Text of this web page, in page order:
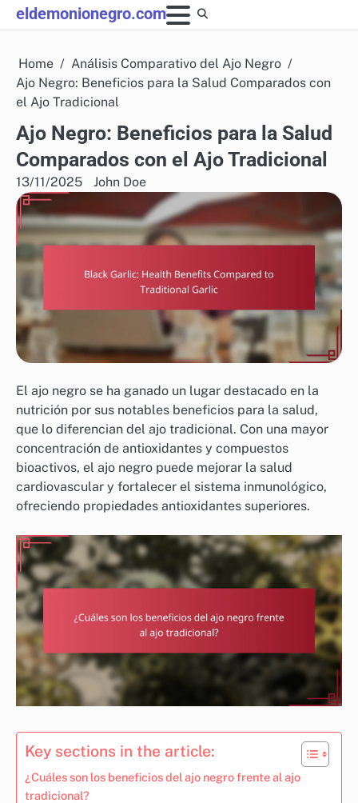
Skip
to
eldemonionegro.com
Home
Análisis Comparativo del Ajo Negro
Ajo Negro: Beneficios para la Salud Comparados con
el Ajo Tradicional
Ajo Negro: Beneficios para la Salud
Comparados con el Ajo Tradicional
13/11/2025 John Doe
El ajo negro se ha ganado un lugar destacado en la
nutrición por sus notables beneficios para la salud,
que lo diferencian del ajo tradicional. Con una mayor
concentración de antioxidantes y compuestos
bioactivos, el ajo negro puede mejorar la salud
cardiovascular y fortalecer el sistema inmunológico,
ofreciendo propiedades antioxidantes superiores.
Key sections in the article:
¿Cuáles son los beneficios del ajo negro frente al ajo
tradicional?